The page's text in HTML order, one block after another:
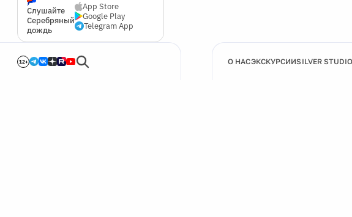
Слушайте
Серебряный
дождь
App Store
Google Play
Telegram App
12+ О НАСЭКСКУРСИИSILVER STUDIO